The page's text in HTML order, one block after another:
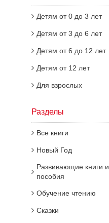
Детям от 0 до 3 лет
Детям от 3 до 6 лет
Детям от 6 до 12 лет
Детям от 12 лет
Для взрослых
Разделы
Все книги
Новый Год
Развивающие книги и
пособия
Обучение чтению
Сказки